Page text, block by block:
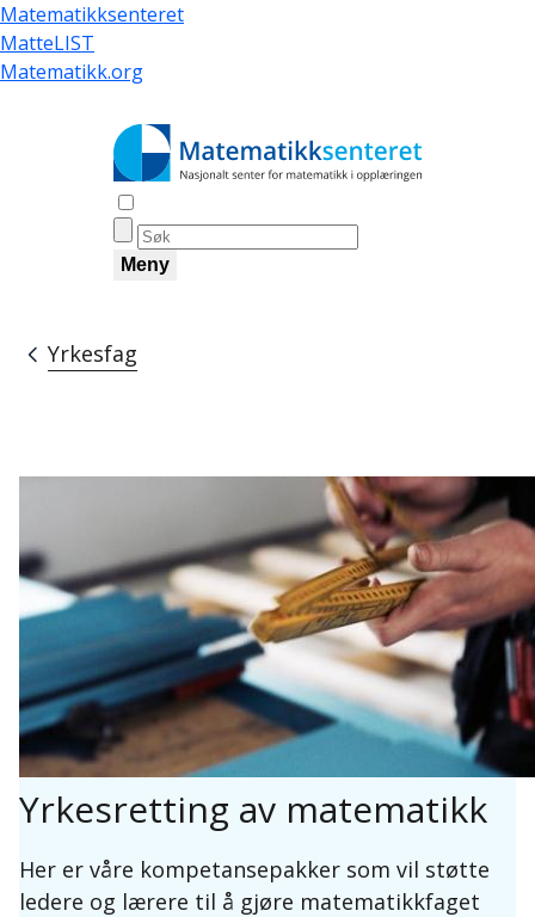
Hopp
til
hovedinnhold
Matematikksenteret
MatteLIST
Matematikk.org
Meny
Navigasjonssti
Yrkesfag
Yrkesretting av matematikk
Her er våre kompetansepakker som vil støtte
ledere og lærere til å gjøre matematikkfaget